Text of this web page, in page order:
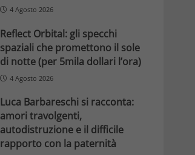
4 Agosto 2026
Reflect Orbital: gli specchi
spaziali che promettono il sole
di notte (per 5mila dollari l’ora)
4 Agosto 2026
Luca Barbareschi si racconta:
amori travolgenti,
autodistruzione e il difficile
rapporto con la paternità